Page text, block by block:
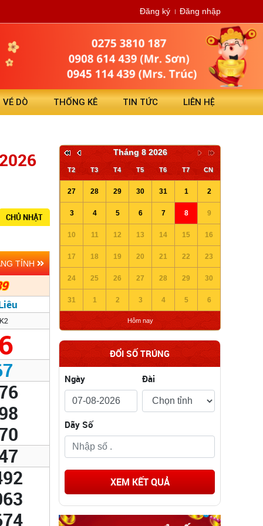
Đăng ký Đăng nhập
VÉ DÒ THỐNG KÊ TIN TỨC LIÊN HỆ
CHỦ NHẬT
TỈNH
Tháng 8 2026
T2 T3 T4 T5 T6 T7 CN
27 28 29 30 31 1 2
3 4 5 6 7 8 9
10 11 12 13 14 15 16
17 18 19 20 21 22 23
24 25 26 27 28 29 30
31 1 2 3 4 5 6
Hôm nay
ĐỔI SỐ TRÚNG
Ngày Đài
Dãy Số
XEM KẾT QUẢ